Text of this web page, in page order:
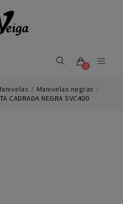
0
Manivelas negras
CADRADA NEGRA SVC400